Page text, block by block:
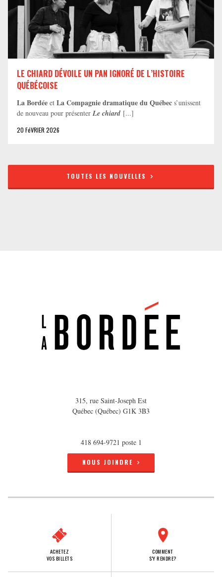
LE CHIARD DÉVOILE UN PAN IGNORÉ DE L’HISTOIRE
QUÉBÉCOISE
La Bordée et La Compagnie dramatique du Québec s’unissent
de nouveau pour présenter Le chiard [...]
20 FéVRIER 2026
TOUTES LES NOUVELLES
315, rue Saint-Joseph Est
Québec (Québec) G1K 3B3
418 694-9721 poste 1
NOUS JOINDRE
ACHETEZ
VOS BILLETS
COMMENT
S'Y RENDRE?